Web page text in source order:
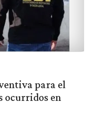
para el
ocurridos en